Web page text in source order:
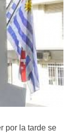
por la tarde se